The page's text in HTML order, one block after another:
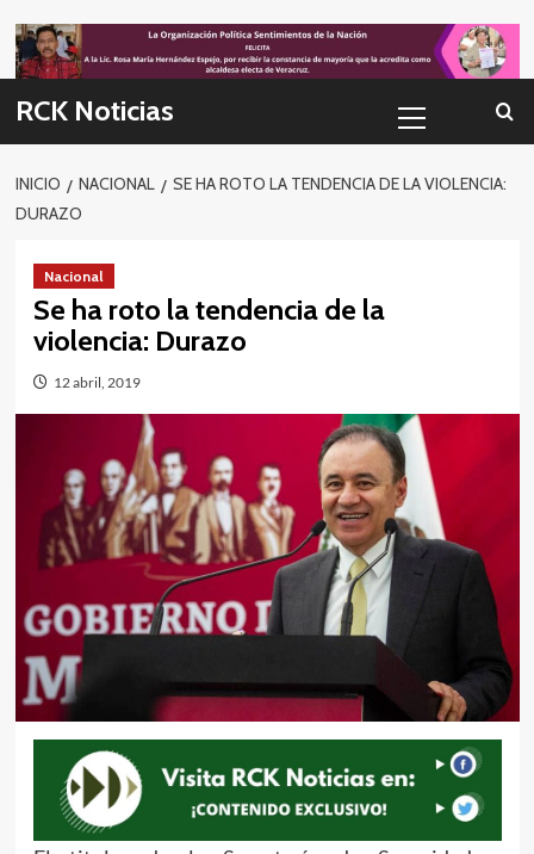
to
content
RCK Noticias
primario
INICIO NACIONAL
SE HA ROTO LA TENDENCIA DE LA VIOLENCIA:
DURAZO
Nacional
Se ha roto la tendencia de la
violencia: Durazo
12 abril, 2019